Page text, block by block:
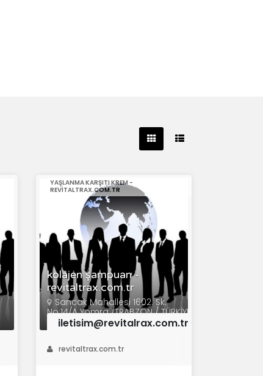
kolajen şampuan -
revitaltrax.com.tr
YAŞLANMA KARŞITI KREM -
REVITALTRAX.COM.TR
Sancak Mahallesi 1602. Sk.
No:14/A Yomra /TRABZON / TÜRKİYE
iletisim@revitalrax.com.tr
revitaltrax.com.tr